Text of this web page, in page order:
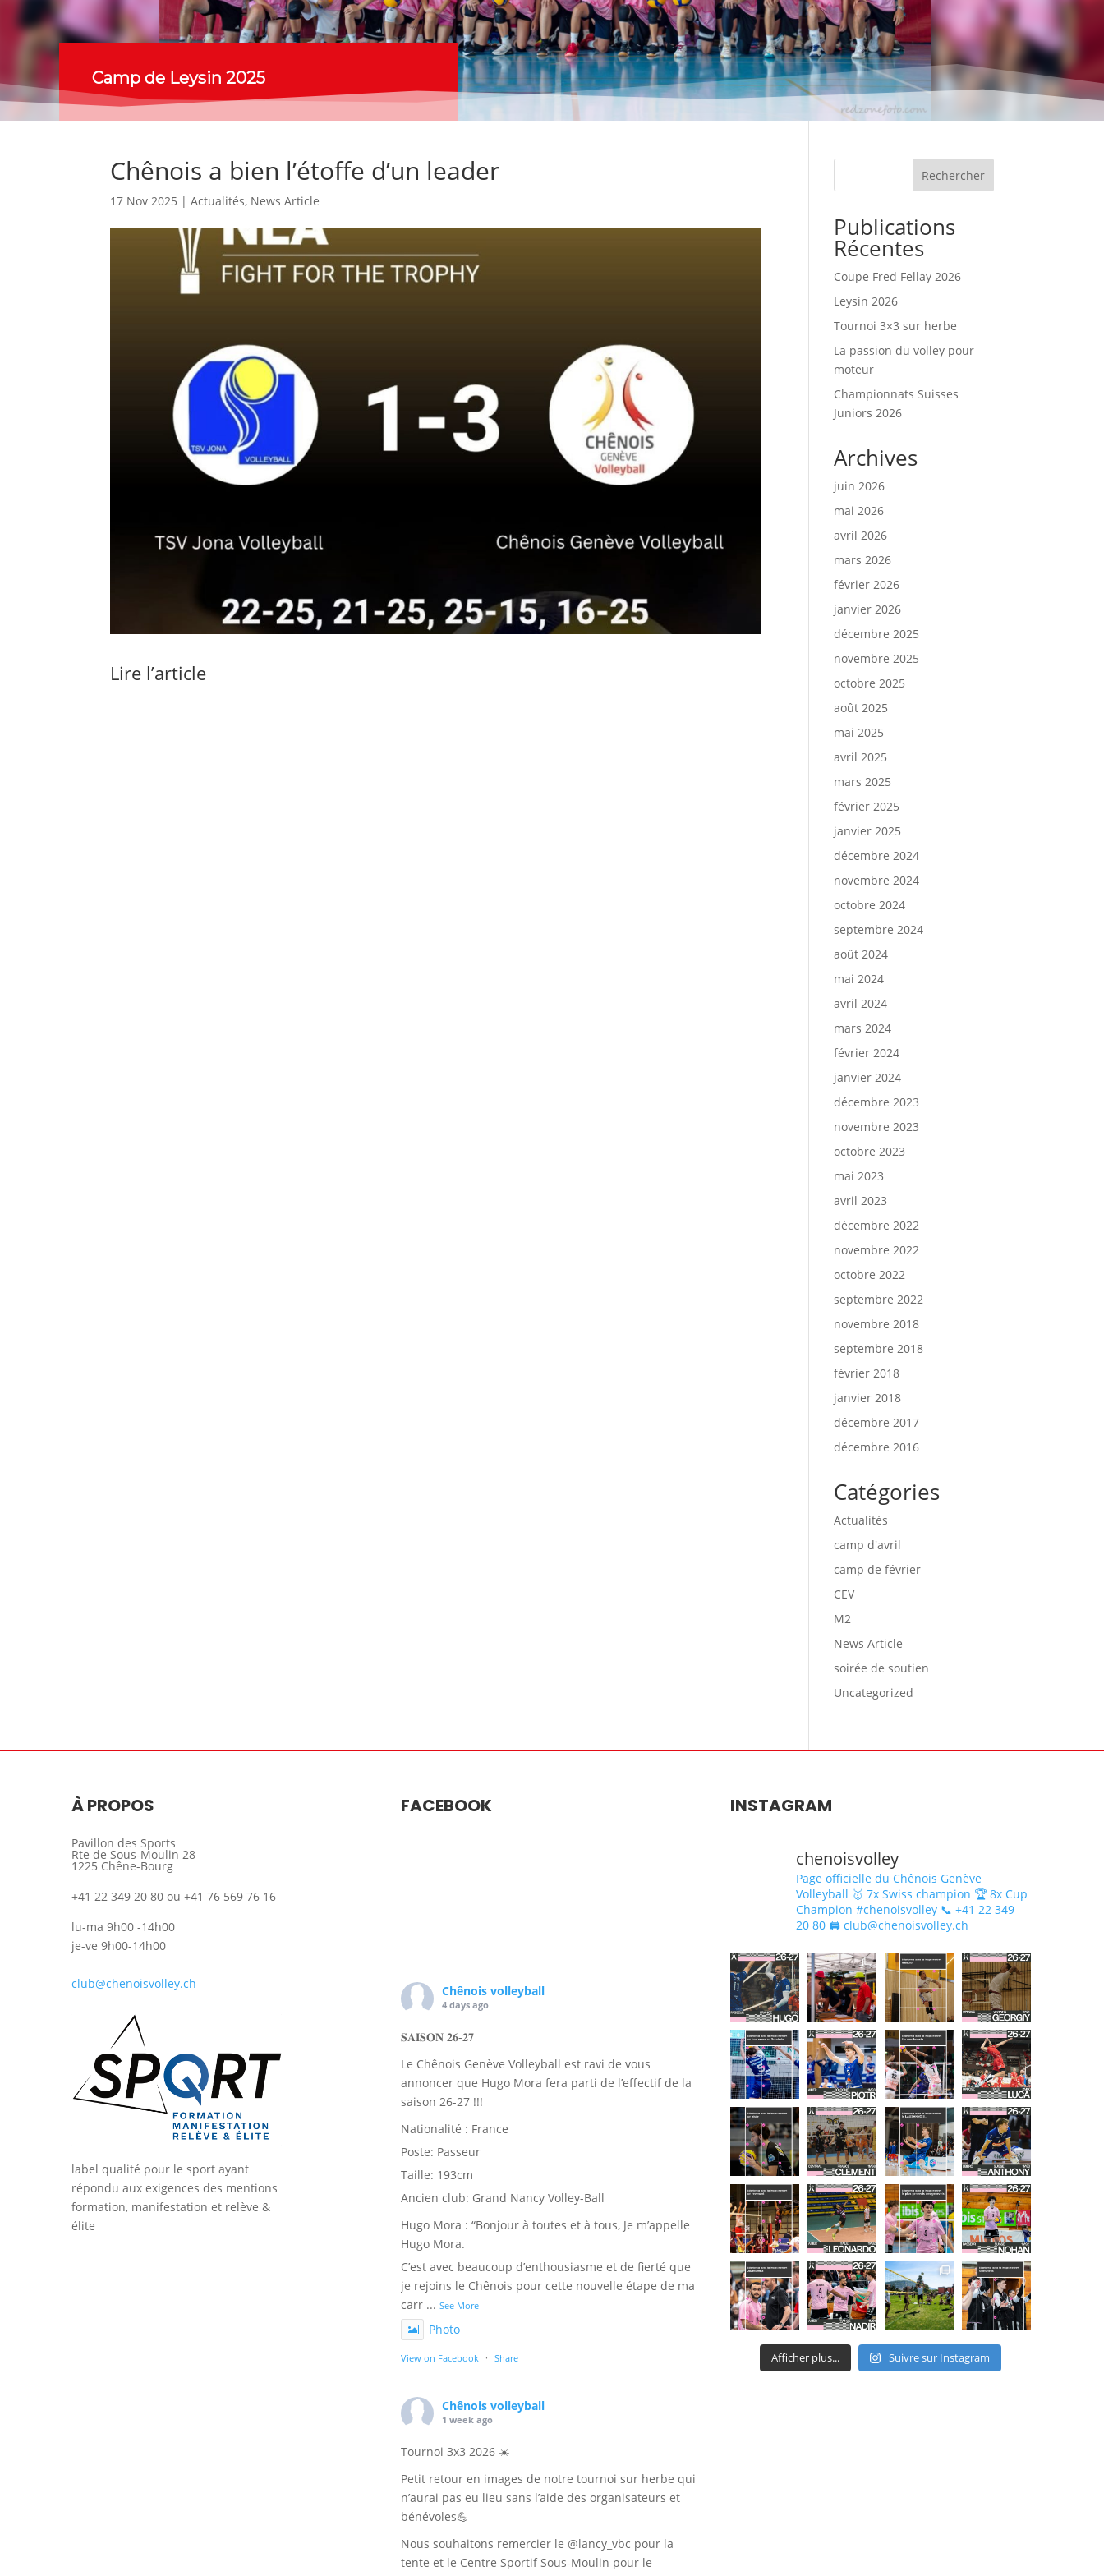
Camp de Leysin 2025
Chênois a bien l’étoffe d’un leader
17 Nov 2025 |Actualités, News Article
Lire l’article
Rechercher
Publications
Récentes
Coupe Fred Fellay 2026
Leysin 2026
Tournoi 3×3 sur herbe
La passion du volley pour
moteur
Championnats Suisses
Juniors 2026
Archives
juin 2026
mai 2026
avril 2026
mars 2026
février 2026
janvier 2026
décembre 2025
novembre 2025
octobre 2025
août 2025
mai 2025
avril 2025
mars 2025
février 2025
janvier 2025
décembre 2024
novembre 2024
octobre 2024
septembre 2024
août 2024
mai 2024
avril 2024
mars 2024
février 2024
janvier 2024
décembre 2023
novembre 2023
octobre 2023
mai 2023
avril 2023
décembre 2022
novembre 2022
octobre 2022
septembre 2022
novembre 2018
septembre 2018
février 2018
janvier 2018
décembre 2017
décembre 2016
Catégories
Actualités
camp d'avril
camp de février
CEV
M2
News Article
soirée de soutien
Uncategorized
À PROPOS
Pavillon des Sports
Rte de Sous-Moulin 28
1225 Chêne-Bourg
+41 22 349 20 80 ou +41 76 569 76 16
lu-ma 9h00 -14h00
je-ve 9h00-14h00
club@chenoisvolley.ch
label qualité pour le sport ayant
répondu aux exigences des mentions
formation, manifestation et relève &
élite
FACEBOOK
Chênois volleyball
4 days ago
𝐒𝐀𝐈𝐒𝐎𝐍 𝟐𝟔-𝟐𝟕
Le Chênois Genève Volleyball est ravi de vous
annoncer que Hugo Mora fera parti de l’effectif de la
saison 26-27 !!!
Nationalité : France
Poste: Passeur
Taille: 193cm
Ancien club: Grand Nancy Volley-Ball
Hugo Mora : “Bonjour à toutes et à tous, Je m’appelle
Hugo Mora.
C’est avec beaucoup d’enthousiasme et de fierté que
je rejoins le Chênois pour cette nouvelle étape de ma
carr ... See More
Photo
View on Facebook · Share
Chênois volleyball
1 week ago
Tournoi 3x3 2026 ☀️
Petit retour en images de notre tournoi sur herbe qui
n’aurai pas eu lieu sans l’aide des organisateurs et
bénévoles💪
Nous souhaitons remercier le @lancy_vbc pour la
tente et le Centre Sportif Sous-Moulin pour le
INSTAGRAM
chenoisvolley
Page officielle du Chênois Genève
Volleyball 🥇 7x Swiss champion 🏆 8x Cup
Champion #chenoisvolley 📞 +41 22 349
20 80 🖨 club@chenoisvolley.ch
Afficher plus... Suivre sur Instagram